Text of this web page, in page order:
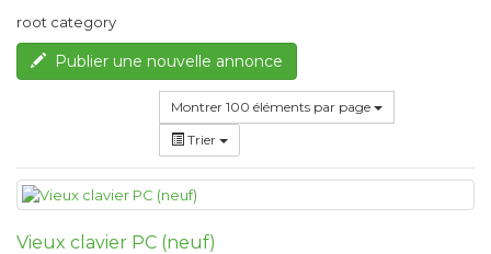
root category
Publier une nouvelle annonce
Montrer 100 éléments par page
Trier
Vieux clavier PC (neuf)